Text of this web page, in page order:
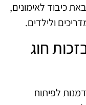
כיבוד לאימונים,
ולילדים.
חוג
לפיתוח